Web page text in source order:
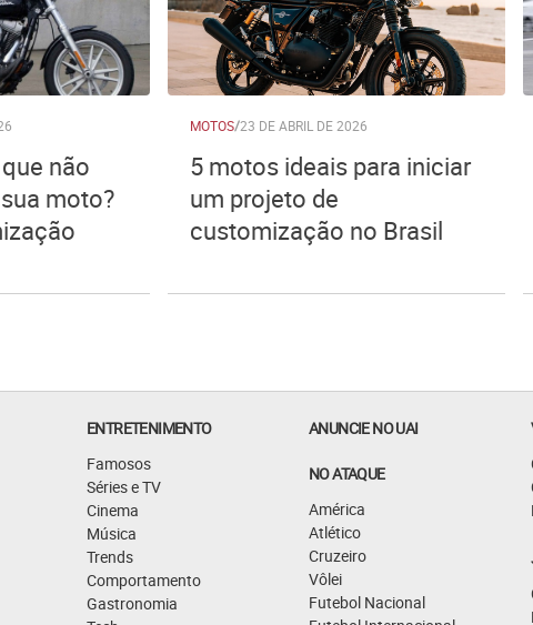
não
moto?
MOTOS/23 DE ABRIL DE 2026
5 motos ideais para iniciar
um projeto de
customização no Brasil
ENTRETENIMENTO
Famosos
Séries e TV
Cinema
Música
Trends
Comportamento
Gastronomia
ANUNCIE NO UAI
NO ATAQUE
América
Atlético
Cruzeiro
Vôlei
Futebol Nacional